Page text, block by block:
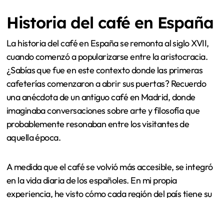
Historia del café en España
La historia del café en España se remonta al siglo XVII,
cuando comenzó a popularizarse entre la aristocracia.
¿Sabías que fue en este contexto donde las primeras
cafeterías comenzaron a abrir sus puertas? Recuerdo
una anécdota de un antiguo café en Madrid, donde
imaginaba conversaciones sobre arte y filosofía que
probablemente resonaban entre los visitantes de
aquella época.
A medida que el café se volvió más accesible, se integró
en la vida diaria de los españoles. En mi propia
experiencia, he visto cómo cada región del país tiene su